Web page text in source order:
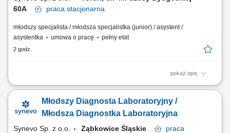
60A​
praca stacjonarna
młodszy specjalista / młodsza specjalistka (junior) / asystent /
asystentka
umowa o pracę pełny etat
2 godz.
pokaż opis
Opis stanowiska Prowadzenie precyzyjnej diagnostyki oraz realizacja
zatwierdzanie uzyskanych wyników analiz. Bezpośrednia praca z
nowoczesnymi systemami i urządzeniami analitycznymi.
Młodszy Diagnosta Laboratoryjny /
Młodsza Diagnostka Laboratoryjna
Synevo Sp. z o.o. Ząbkowice Śląskie
praca